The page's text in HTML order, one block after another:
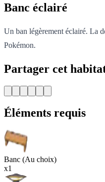
Banc éclairé
Un ban légèrement éclairé. La
Pokémon.
Partager cet
Éléments requis
Banc (Au choix)
x1